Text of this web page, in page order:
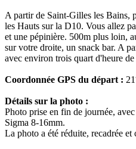
A partir de Saint-Gilles les Bains,
les Hauts sur la D10. Vous allez
et une pépinière. 500m plus loin,
sur votre droite, un snack bar. A
avec environ trois quart d'heure
Coordonnée GPS du départ :
Détails sur la photo :
Photo prise en fin de journée,
Sigma 8-16mm.
La photo a été réduite, recadrée